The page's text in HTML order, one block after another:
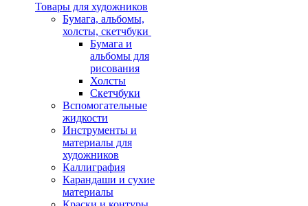
Товары для художников
Бумага, альбомы,
холсты, скетчбуки
Бумага и
альбомы для
рисования
Холсты
Скетчбуки
Вспомогательные
жидкости
Инструменты и
материалы для
художников
Каллиграфия
Карандаши и сухие
материалы